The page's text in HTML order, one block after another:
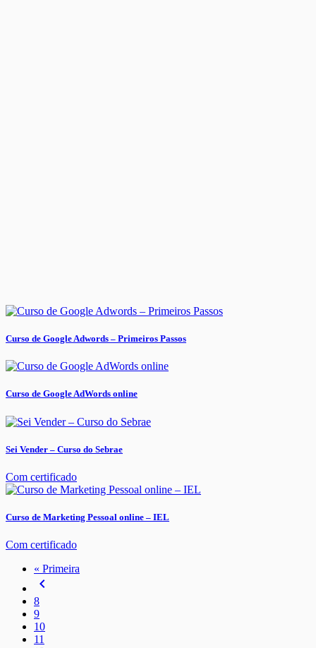
Curso de Google Adwords – Primeiros Passos
Curso de Google AdWords online
Sei Vender – Curso do Sebrae
Com certificado
Curso de Marketing Pessoal online – IEL
Com certificado
« Primeira
navigate_before
8
9
10
11